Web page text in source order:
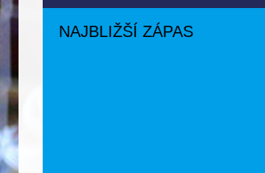
NAJBLIŽŠÍ ZÁPAS